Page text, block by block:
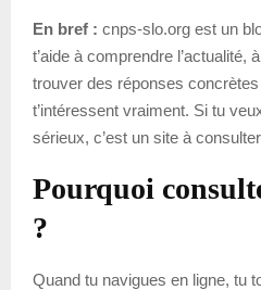
En bref : cnps-slo.org est un
t’aide à comprendre l’actualité,
trouver des réponses
t’intéressent vraiment. Si tu
sérieux, c’est un site à
Pourquoi
?
Quand tu navigues en ligne, tu